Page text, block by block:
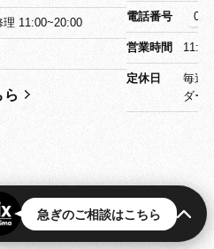
11:00~20:00 電話番号 03-
営業時間
定休日
毎週
ダー
協力店
急ぎのご相談はこちら